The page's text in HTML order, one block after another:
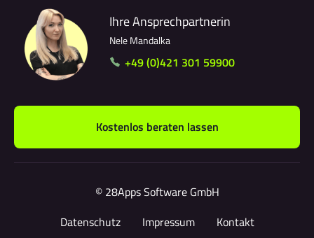
Ihre Ansprechpartnerin
Nele Mandalka
+49 (0)421 301 59900
Kostenlos beraten lassen
© 28Apps Software GmbH
Datenschutz
Impressum Kontakt